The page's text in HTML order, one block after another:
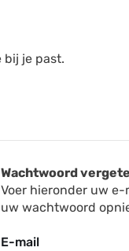
bij je past.
Wachtwoord
Voer hieronder uw
uw wachtwoord
E-mail